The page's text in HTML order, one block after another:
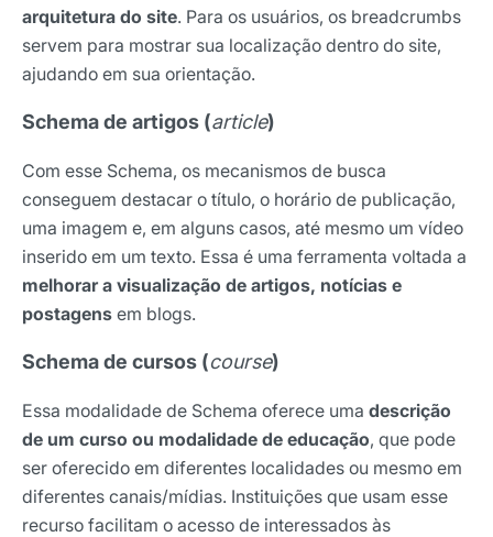
arquitetura do site. Para os usuários, os breadcrumbs
servem para mostrar sua localização dentro do site,
ajudando em sua orientação.
Schema de artigos (article)
Com esse Schema, os mecanismos de busca
conseguem destacar o título, o horário de publicação,
uma imagem e, em alguns casos, até mesmo um vídeo
inserido em um texto. Essa é uma ferramenta voltada a
melhorar a visualização de artigos, notícias e
postagens em blogs.
Schema de cursos (course)
Essa modalidade de Schema oferece uma descrição
de um curso ou modalidade de educação, que pode
ser oferecido em diferentes localidades ou mesmo em
diferentes canais/mídias. Instituições que usam esse
recurso facilitam o acesso de interessados às